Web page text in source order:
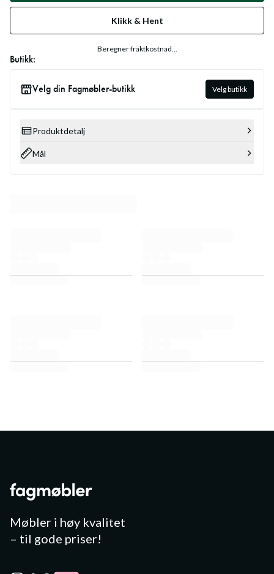
Klikk & Hent
Beregner fraktkostnad...
Butikk:
Velg din Fagmøbler-butikk Velg butikk
Produktdetalj
Mål
Møbler i høy kvalitet
– til gode priser!